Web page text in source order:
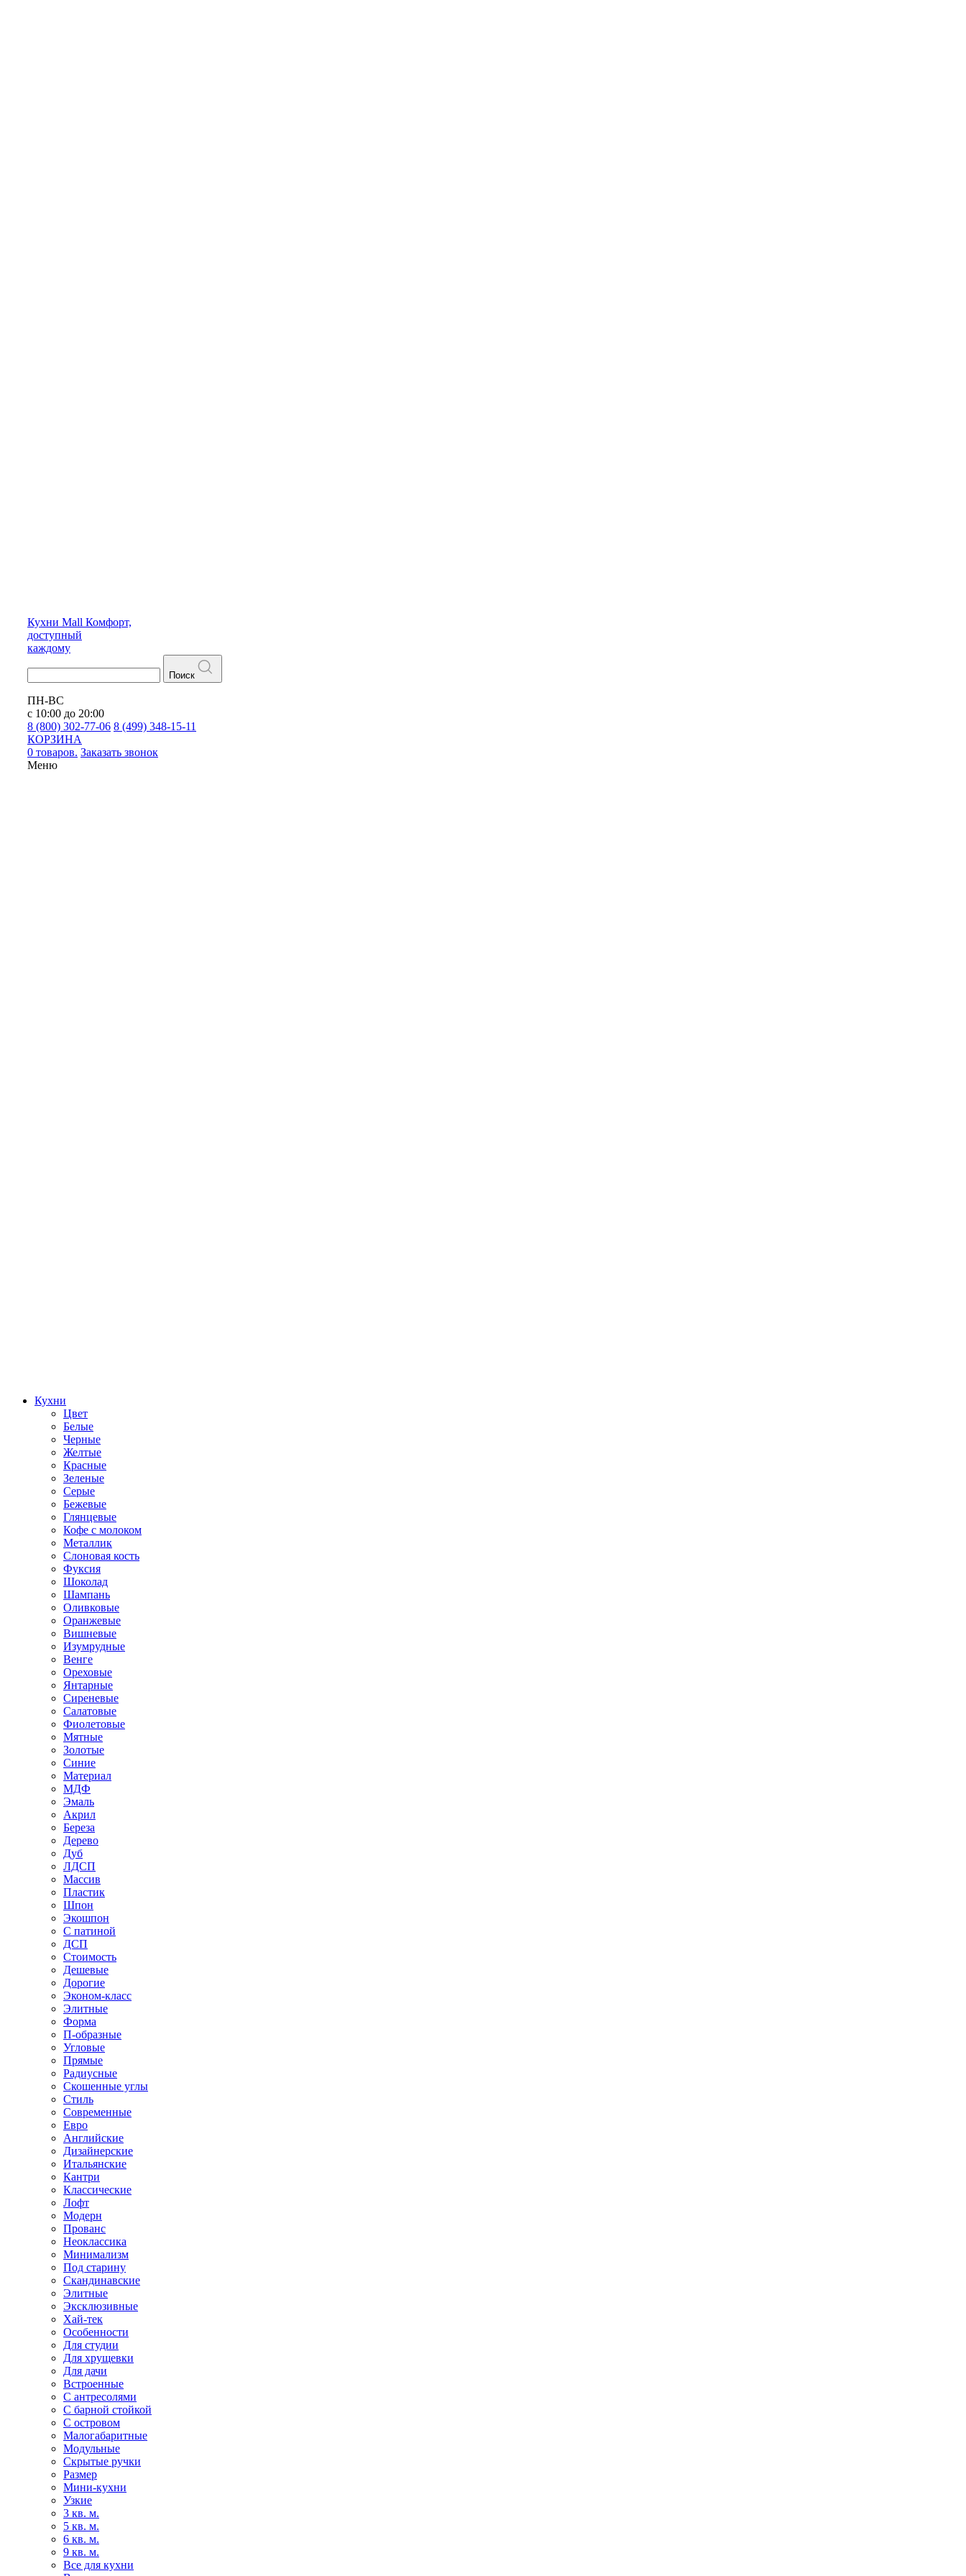
Кухни Mall Комфорт,
доступный
каждому
Поиск
ПН-ВС
с 10:00 до 20:00
8 (800) 302-77-06 8 (499) 348-15-11
КОРЗИНА
0 товаров. Заказать звонок
Меню
Кухни
Цвет
Белые
Черные
Желтые
Красные
Зеленые
Серые
Бежевые
Глянцевые
Кофе с молоком
Металлик
Слоновая кость
Фуксия
Шоколад
Шампань
Оливковые
Оранжевые
Вишневые
Изумрудные
Венге
Ореховые
Янтарные
Сиреневые
Салатовые
Фиолетовые
Мятные
Золотые
Синие
Материал
МДФ
Эмаль
Акрил
Береза
Дерево
Дуб
ЛДСП
Массив
Пластик
Шпон
Экошпон
С патиной
ДСП
Стоимость
Дешевые
Дорогие
Эконом-класс
Элитные
Форма
П-образные
Угловые
Прямые
Радиусные
Скошенные углы
Стиль
Современные
Евро
Английские
Дизайнерские
Итальянские
Кантри
Классические
Лофт
Модерн
Прованс
Неоклассика
Минимализм
Под старину
Скандинавские
Элитные
Эксклюзивные
Хай-тек
Особенности
Для студии
Для хрущевки
Для дачи
Встроенные
С антресолями
С барной стойкой
С островом
Малогабаритные
Модульные
Скрытые ручки
Размер
Мини-кухни
Узкие
3 кв. м.
5 кв. м.
6 кв. м.
9 кв. м.
Все для кухни